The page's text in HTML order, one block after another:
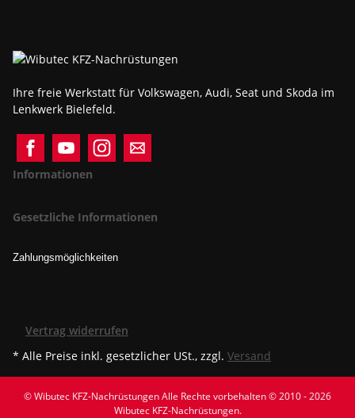
Ihre freie Werkstatt für Volkswagen, Audi, Seat und Skoda im
Lenkwerk Bielefeld.
Informationen
Gesetzliche Informationen
Zahlungsmöglichkeiten
Vertrag widerrufen
* Alle Preise inkl. gesetzlicher USt., zzgl. Versand
© Wibutec KFZ-NachrüstungenAlle Rechte vorbehalten © 2010 - 2026
Wibutec KFZ-Nachrüstungen.